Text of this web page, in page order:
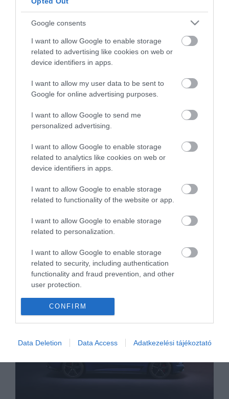
Google consents
I want to allow Google to enable storage
related to advertising like cookies on web or
device identifiers in apps.
I want to allow my user data to be sent to
Google for online advertising purposes.
I want to allow Google to send me
personalized advertising.
I want to allow Google to enable storage
related to analytics like cookies on web or
device identifiers in apps.
I want to allow Google to enable storage
related to functionality of the website or app.
I want to allow Google to enable storage
related to personalization.
I want to allow Google to enable storage
related to security, including authentication
functionality and fraud prevention, and other
user protection.
CONFIRM
Data Deletion Data Access Adatkezelési tájékoztató
vissza az Audi A2: Elektromos
belépőmodell érkezik
2026. augusztus 6.
Elszabaduló lengőkar miatt
vizsgálnak 1,2 millió Teslát
2026. augusztus 5.
Áramhiány miatt leállnak a
autógyárai
2026. augusztus 5.
segítségére
2026. augusztus 4.
Ha jó élményre utazol